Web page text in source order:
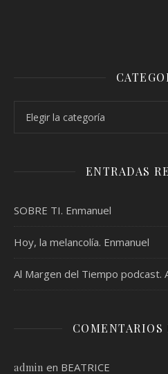
ENTRADAS
SOBRE TI. Enmanuel
Hoy, la melancolía. Enmanuel
Al Margen del Tiempo podcast.
COMENTARIOS
admin en BEATRICE